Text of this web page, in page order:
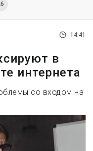
14:41
в
интернета
со входом на